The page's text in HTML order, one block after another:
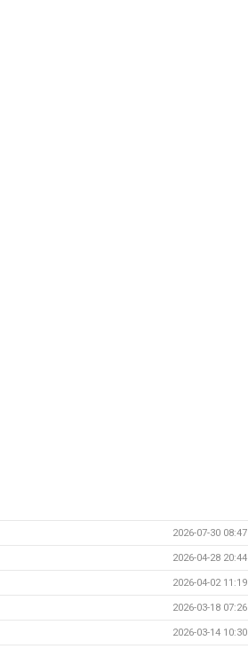
2026-07-30 08:47
2026-04-28 20:44
2026-04-02 11:19
2026-03-18 07:26
2026-03-14 10:30